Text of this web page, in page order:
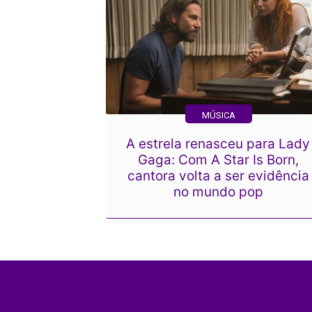
MÚSICA
A estrela renasceu para Lady
Gaga: Com A Star Is Born,
cantora volta a ser evidência
no mundo pop